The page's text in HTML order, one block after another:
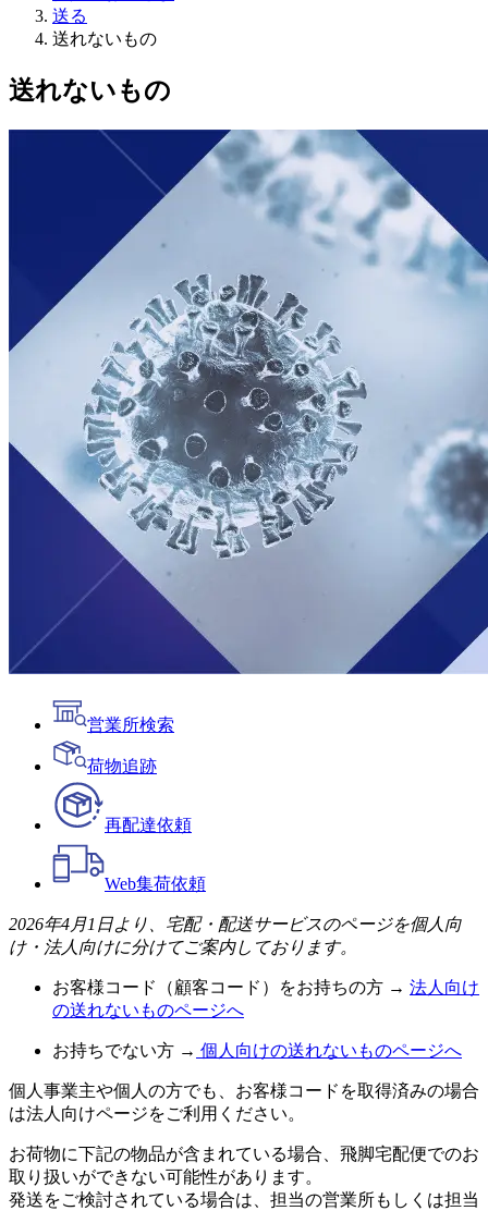
送る
送れないもの
送れないもの
営業所検索
荷物追跡
再配達依頼
Web集荷依頼
2026年4月1日より、宅配・配送サービスのページを個人向
け・法人向けに分けてご案内しております。
お客様コード（顧客コード）をお持ちの方 → 法人向け
の送れないものページへ
お持ちでない方 → 個人向けの送れないものページへ
個人事業主や個人の方でも、お客様コードを取得済みの場合
は法人向けページをご利用ください。
お荷物に下記の物品が含まれている場合、飛脚宅配便でのお
取り扱いができない可能性があります。
発送をご検討されている場合は、担当の営業所もしくは担当